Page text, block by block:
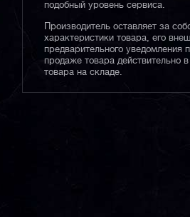
подобный уровень сервиса.
Производитель оставляет за
характеристики товара, его
предварительного уведомления
продаже товара действительно
товара на складе.